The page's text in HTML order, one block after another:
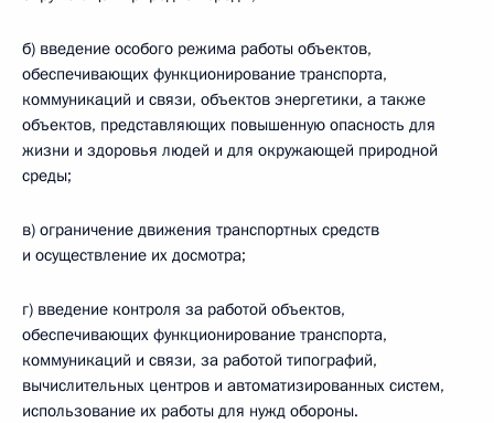
б) введение особого режима работы объектов,
обеспечивающих функционирование транспорта,
коммуникаций и связи, объектов энергетики, а также
объектов, представляющих повышенную опасность для
жизни и здоровья людей и для окружающей природной
среды;
в) ограничение движения транспортных средств
и осуществление их досмотра;
г) введение контроля за работой объектов,
обеспечивающих функционирование транспорта,
коммуникаций и связи, за работой типографий,
вычислительных центров и автоматизированных систем,
использование их работы для нужд обороны.